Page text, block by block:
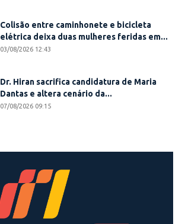
Colisão entre caminhonete e bicicleta
elétrica deixa duas mulheres feridas em...
03/08/2026 12:43
Dr. Hiran sacrifica candidatura de Maria
Dantas e altera cenário da...
07/08/2026 09:15